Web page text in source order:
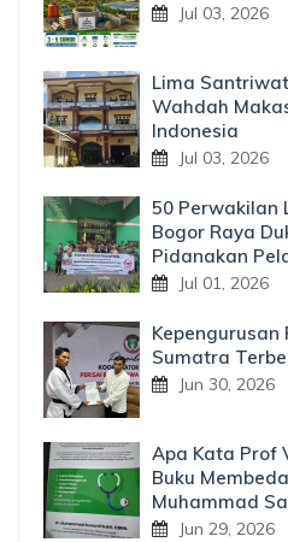
Jul 03, 2026
Lima
Wahdah
Indonesia
Jul 03, 2026
50 Perwakilan
Bogor Raya
Pidanakan
Jul 01, 2026
Kepengurusan
Sumatra
Jun 30, 2026
Apa Kata Prof
Buku
Muhammad
Jun 29, 2026